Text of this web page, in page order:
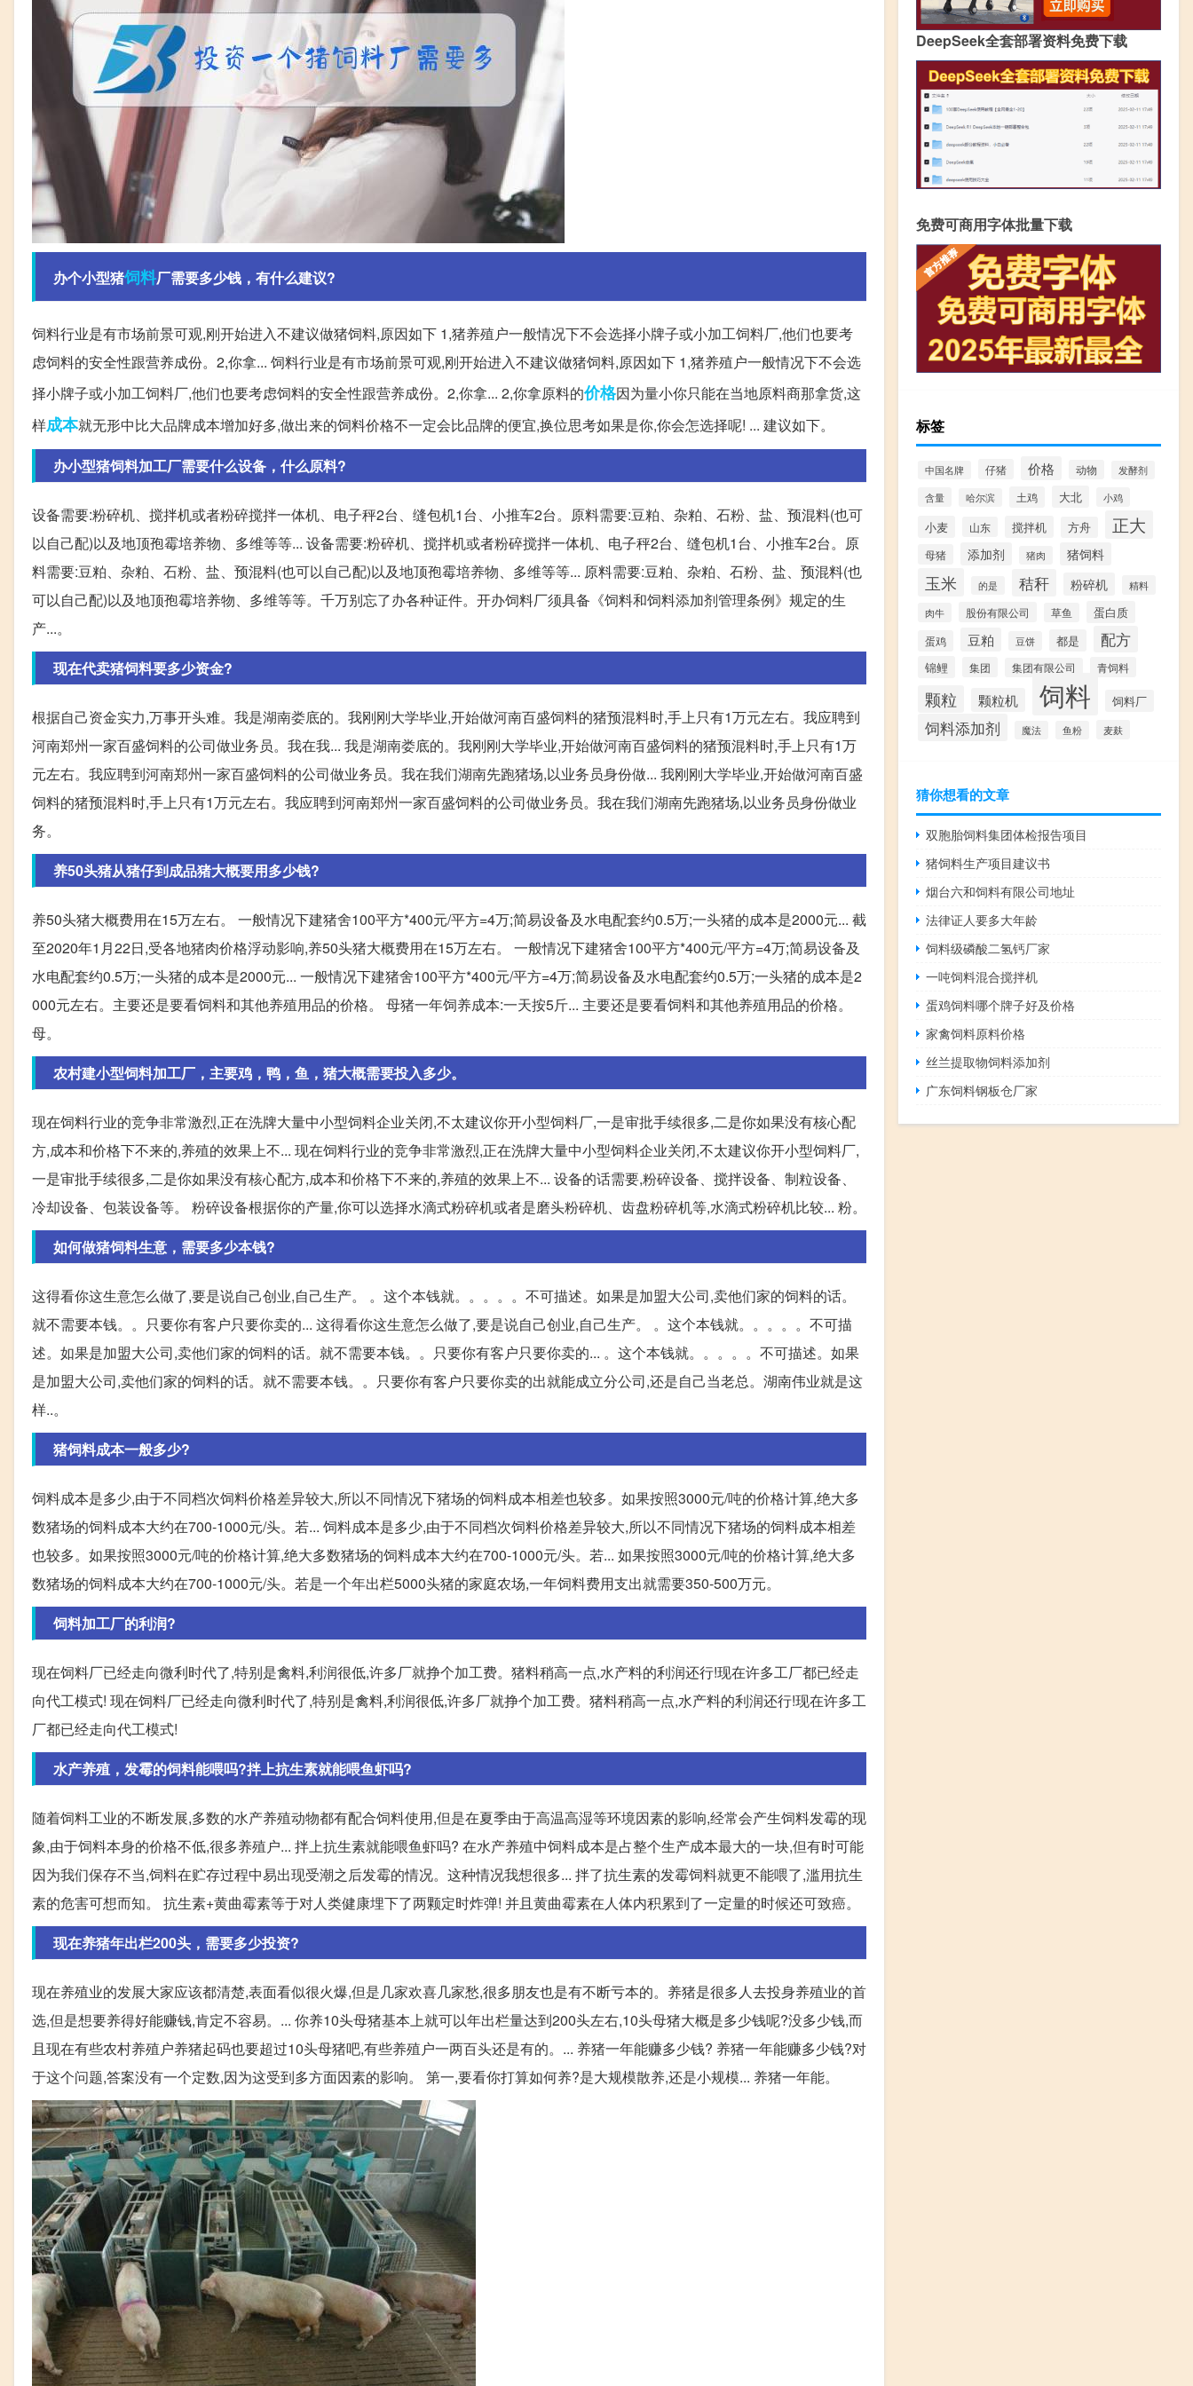
办个小型猪饲料厂需要多少钱，有什么建议?
饲料行业是有市场前景可观,刚开始进入不建议做猪饲料,原因如下 1,猪养殖户一般情况下不会选择小牌子或小加工饲料厂,他们也要考
虑饲料的安全性跟营养成份。2,你拿... 饲料行业是有市场前景可观,刚开始进入不建议做猪饲料,原因如下 1,猪养殖户一般情况下不会选
择小牌子或小加工饲料厂,他们也要考虑饲料的安全性跟营养成份。2,你拿... 2,你拿原料的价格因为量小你只能在当地原料商那拿货,这
样成本就无形中比大品牌成本增加好多,做出来的饲料价格不一定会比品牌的便宜,换位思考如果是你,你会怎选择呢! ... 建议如下。
办小型猪饲料加工厂需要什么设备，什么原料?
设备需要:粉碎机、搅拌机或者粉碎搅拌一体机、电子秤2台、缝包机1台、小推车2台。原料需要:豆粕、杂粕、石粉、盐、预混料(也可
以自己配)以及地顶孢霉培养物、多维等等... 设备需要:粉碎机、搅拌机或者粉碎搅拌一体机、电子秤2台、缝包机1台、小推车2台。原
料需要:豆粕、杂粕、石粉、盐、预混料(也可以自己配)以及地顶孢霉培养物、多维等等... 原料需要:豆粕、杂粕、石粉、盐、预混料(也
可以自己配)以及地顶孢霉培养物、多维等等。千万别忘了办各种证件。开办饲料厂须具备《饲料和饲料添加剂管理条例》规定的生
产...。
现在代卖猪饲料要多少资金?
根据自己资金实力,万事开头难。我是湖南娄底的。我刚刚大学毕业,开始做河南百盛饲料的猪预混料时,手上只有1万元左右。我应聘到
河南郑州一家百盛饲料的公司做业务员。我在我... 我是湖南娄底的。我刚刚大学毕业,开始做河南百盛饲料的猪预混料时,手上只有1万
元左右。我应聘到河南郑州一家百盛饲料的公司做业务员。我在我们湖南先跑猪场,以业务员身份做... 我刚刚大学毕业,开始做河南百盛
饲料的猪预混料时,手上只有1万元左右。我应聘到河南郑州一家百盛饲料的公司做业务员。我在我们湖南先跑猪场,以业务员身份做业
务。
养50头猪从猪仔到成品猪大概要用多少钱?
养50头猪大概费用在15万左右。 一般情况下建猪舍100平方*400元/平方=4万;简易设备及水电配套约0.5万;一头猪的成本是2000元... 截
至2020年1月22日,受各地猪肉价格浮动影响,养50头猪大概费用在15万左右。 一般情况下建猪舍100平方*400元/平方=4万;简易设备及
水电配套约0.5万;一头猪的成本是2000元... 一般情况下建猪舍100平方*400元/平方=4万;简易设备及水电配套约0.5万;一头猪的成本是2
000元左右。主要还是要看饲料和其他养殖用品的价格。 母猪一年饲养成本:一天按5斤... 主要还是要看饲料和其他养殖用品的价格。
母。
农村建小型饲料加工厂，主要鸡，鸭，鱼，猪大概需要投入多少。
现在饲料行业的竞争非常激烈,正在洗牌大量中小型饲料企业关闭,不太建议你开小型饲料厂,一是审批手续很多,二是你如果没有核心配
方,成本和价格下不来的,养殖的效果上不... 现在饲料行业的竞争非常激烈,正在洗牌大量中小型饲料企业关闭,不太建议你开小型饲料厂,
一是审批手续很多,二是你如果没有核心配方,成本和价格下不来的,养殖的效果上不... 设备的话需要,粉碎设备、搅拌设备、制粒设备、
冷却设备、包装设备等。 粉碎设备根据你的产量,你可以选择水滴式粉碎机或者是磨头粉碎机、齿盘粉碎机等,水滴式粉碎机比较... 粉。
如何做猪饲料生意，需要多少本钱?
这得看你这生意怎么做了,要是说自己创业,自己生产。 。这个本钱就。。。。。不可描述。如果是加盟大公司,卖他们家的饲料的话。
就不需要本钱。。只要你有客户只要你卖的... 这得看你这生意怎么做了,要是说自己创业,自己生产。 。这个本钱就。。。。。不可描
述。如果是加盟大公司,卖他们家的饲料的话。就不需要本钱。。只要你有客户只要你卖的... 。这个本钱就。。。。。不可描述。如果
是加盟大公司,卖他们家的饲料的话。就不需要本钱。。只要你有客户只要你卖的出就能成立分公司,还是自己当老总。湖南伟业就是这
样..。
猪饲料成本一般多少?
饲料成本是多少,由于不同档次饲料价格差异较大,所以不同情况下猪场的饲料成本相差也较多。如果按照3000元/吨的价格计算,绝大多
数猪场的饲料成本大约在700-1000元/头。若... 饲料成本是多少,由于不同档次饲料价格差异较大,所以不同情况下猪场的饲料成本相差
也较多。如果按照3000元/吨的价格计算,绝大多数猪场的饲料成本大约在700-1000元/头。若... 如果按照3000元/吨的价格计算,绝大多
数猪场的饲料成本大约在700-1000元/头。若是一个年出栏5000头猪的家庭农场,一年饲料费用支出就需要350-500万元。
饲料加工厂的利润?
现在饲料厂已经走向微利时代了,特别是禽料,利润很低,许多厂就挣个加工费。猪料稍高一点,水产料的利润还行!现在许多工厂都已经走
向代工模式! 现在饲料厂已经走向微利时代了,特别是禽料,利润很低,许多厂就挣个加工费。猪料稍高一点,水产料的利润还行!现在许多工
厂都已经走向代工模式!
水产养殖，发霉的饲料能喂吗?拌上抗生素就能喂鱼虾吗?
随着饲料工业的不断发展,多数的水产养殖动物都有配合饲料使用,但是在夏季由于高温高湿等环境因素的影响,经常会产生饲料发霉的现
象,由于饲料本身的价格不低,很多养殖户... 拌上抗生素就能喂鱼虾吗? 在水产养殖中饲料成本是占整个生产成本最大的一块,但有时可能
因为我们保存不当,饲料在贮存过程中易出现受潮之后发霉的情况。这种情况我想很多... 拌了抗生素的发霉饲料就更不能喂了,滥用抗生
素的危害可想而知。 抗生素+黄曲霉素等于对人类健康埋下了两颗定时炸弹! 并且黄曲霉素在人体内积累到了一定量的时候还可致癌。
现在养猪年出栏200头，需要多少投资?
现在养殖业的发展大家应该都清楚,表面看似很火爆,但是几家欢喜几家愁,很多朋友也是有不断亏本的。养猪是很多人去投身养殖业的首
选,但是想要养得好能赚钱,肯定不容易。... 你养10头母猪基本上就可以年出栏量达到200头左右,10头母猪大概是多少钱呢?没多少钱,而
且现在有些农村养殖户养猪起码也要超过10头母猪吧,有些养殖户一两百头还是有的。... 养猪一年能赚多少钱? 养猪一年能赚多少钱?对
于这个问题,答案没有一个定数,因为这受到多方面因素的影响。 第一,要看你打算如何养?是大规模散养,还是小规模... 养猪一年能。
DeepSeek全套部署资料免费下载
免费可商用字体批量下载
标签
中国名牌 仔猪 价格 动物 发酵剂
含量 哈尔滨 土鸡 大北 小鸡
小麦 山东 搅拌机 方舟 正大
母猪 添加剂 猪肉 猪饲料
玉米 的是 秸秆 粉碎机
精料
肉牛
股份有限公司 草鱼 蛋白质
蛋鸡 豆粕 豆饼 都是 配方
锦鲤 集团 集团有限公司 青饲料
颗粒 颗粒机 饲料 饲料厂
饲料添加剂 魔法 鱼粉 麦麸
猜你想看的文章
双胞胎饲料集团体检报告项目
猪饲料生产项目建议书
烟台六和饲料有限公司地址
法律证人要多大年龄
饲料级磷酸二氢钙厂家
一吨饲料混合搅拌机
蛋鸡饲料哪个牌子好及价格
家禽饲料原料价格
丝兰提取物饲料添加剂
广东饲料钢板仓厂家